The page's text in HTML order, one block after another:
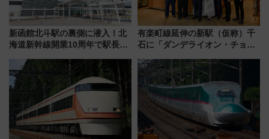
新函館北斗駅の裏側に潜入！北
海道新幹線開業10周年で駅長
ト 参加方法や体験内容を紹介
有楽町線延伸の新駅（仮称）千
石に「ダンデライオン・チョコ
1億円出資で挑む新時代のまちづ
くりとは？